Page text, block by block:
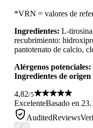
*VRN = valores de
Ingredientes: L-
recubrimiento:
pantotenato de calcio,
Alérgenos potenciales:
Ingredientes de
4,82/5
ExcelenteBasado en
AuditedReviews